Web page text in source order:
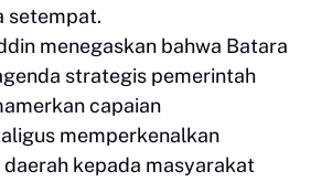
setempat.
menegaskan bahwa Batara
strategis pemerintah
capaian
memperkenalkan
kepada masyarakat